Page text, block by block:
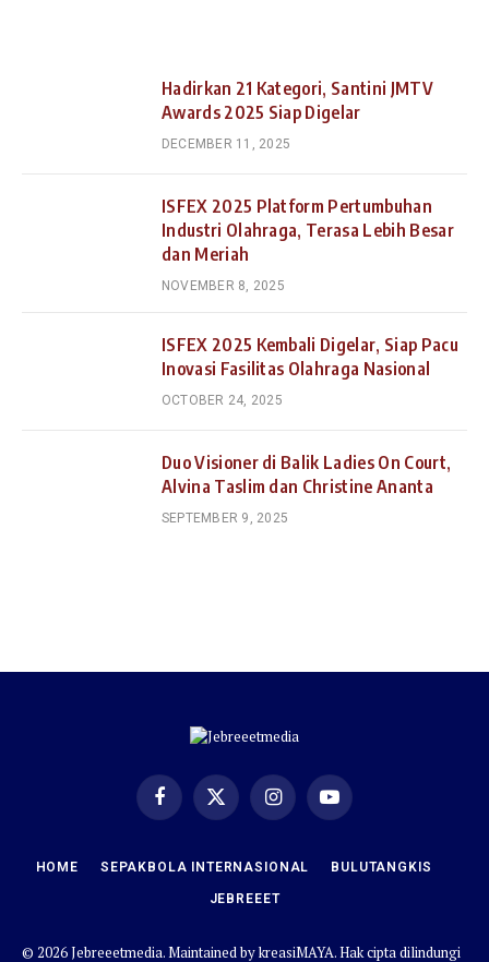
Hadirkan 21 Kategori, Santini JMTV
Awards 2025 Siap Digelar
DECEMBER 11, 2025
ISFEX 2025 Platform Pertumbuhan
Industri Olahraga, Terasa Lebih Besar
dan Meriah
NOVEMBER 8, 2025
ISFEX 2025 Kembali Digelar, Siap Pacu
Inovasi Fasilitas Olahraga Nasional
OCTOBER 24, 2025
Duo Visioner di Balik Ladies On Court,
Alvina Taslim dan Christine Ananta
SEPTEMBER 9, 2025
FacebookX
(Twitter)
InstagramYouTube
HOME SEPAKBOLA INTERNASIONAL BULUTANGKIS
JEBREEET
© 2026 Jebreeetmedia. Maintained bykreasiMAYA. Hak cipta dilindungi